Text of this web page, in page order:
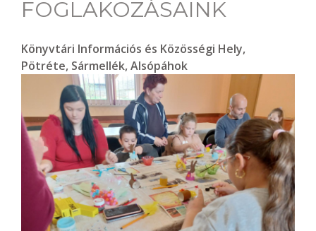
FOGLAKOZÁSAINK
Könyvtári Információs és Közösségi Hely,
Pötréte, Sármellék, Alsópáhok